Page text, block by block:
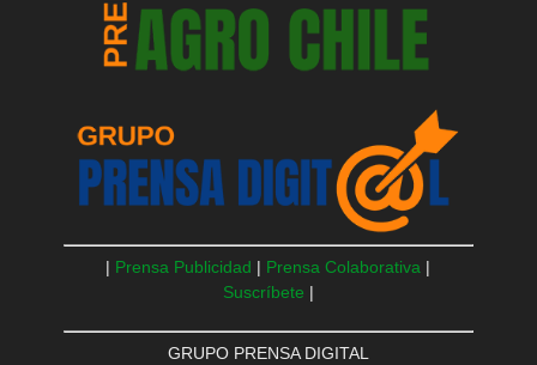
| Prensa Publicidad | Prensa Colaborativa |
Suscríbete |
GRUPO PRENSA DIGITAL